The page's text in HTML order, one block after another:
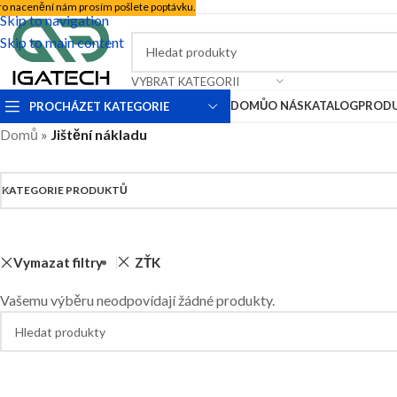
Skip to navigation
Skip to main content
nacenění nám prosím pošlete poptávku.
VYBRAT KATEGORII
PROCHÁZET KATEGORIE DOMŮO NÁSKATALOG
Domů » Jištění nákladu
KATEGORIE PRODUKTŮ
Vymazat filtry ZŤK
Vašemu výběru neodpovídají žádné produkty.